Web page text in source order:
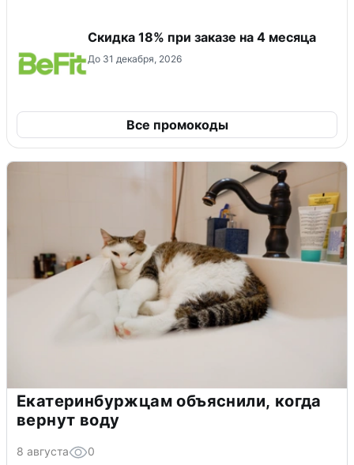
Скидка 18% при заказе на 4 месяца
До 31 декабря, 2026
Все промокоды
Екатеринбуржцам объяснили, когда
вернут воду
8 августа 0